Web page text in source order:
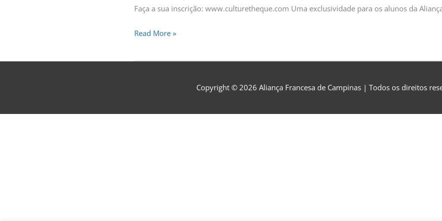
Faça a sua inscrição: www.culturetheque.com Uma exclusividade para os alunos da
Read More »
Copyright © 2026 Aliança Francesa de Campinas | Todos os direitos